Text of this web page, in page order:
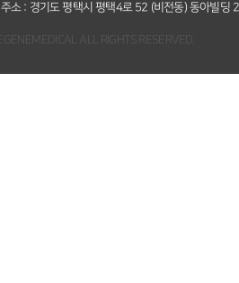
주소 : 경기도 평택시 평택4로 52 (비전동) 동아빌딩